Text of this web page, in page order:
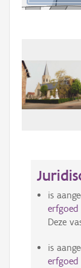
is
erfgoed
Deze
is
erfgoed